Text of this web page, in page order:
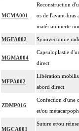
MCMA001
Reconstruction
os de l'avant-bras
matériau inerte
MGFA002 Synovectomie
MGMA004
Capsuloplastie
direct
MFPA002
Libération
abord direct
ZDMP016
Confection d'une
et/ou
MGCA001
Suture et/ou